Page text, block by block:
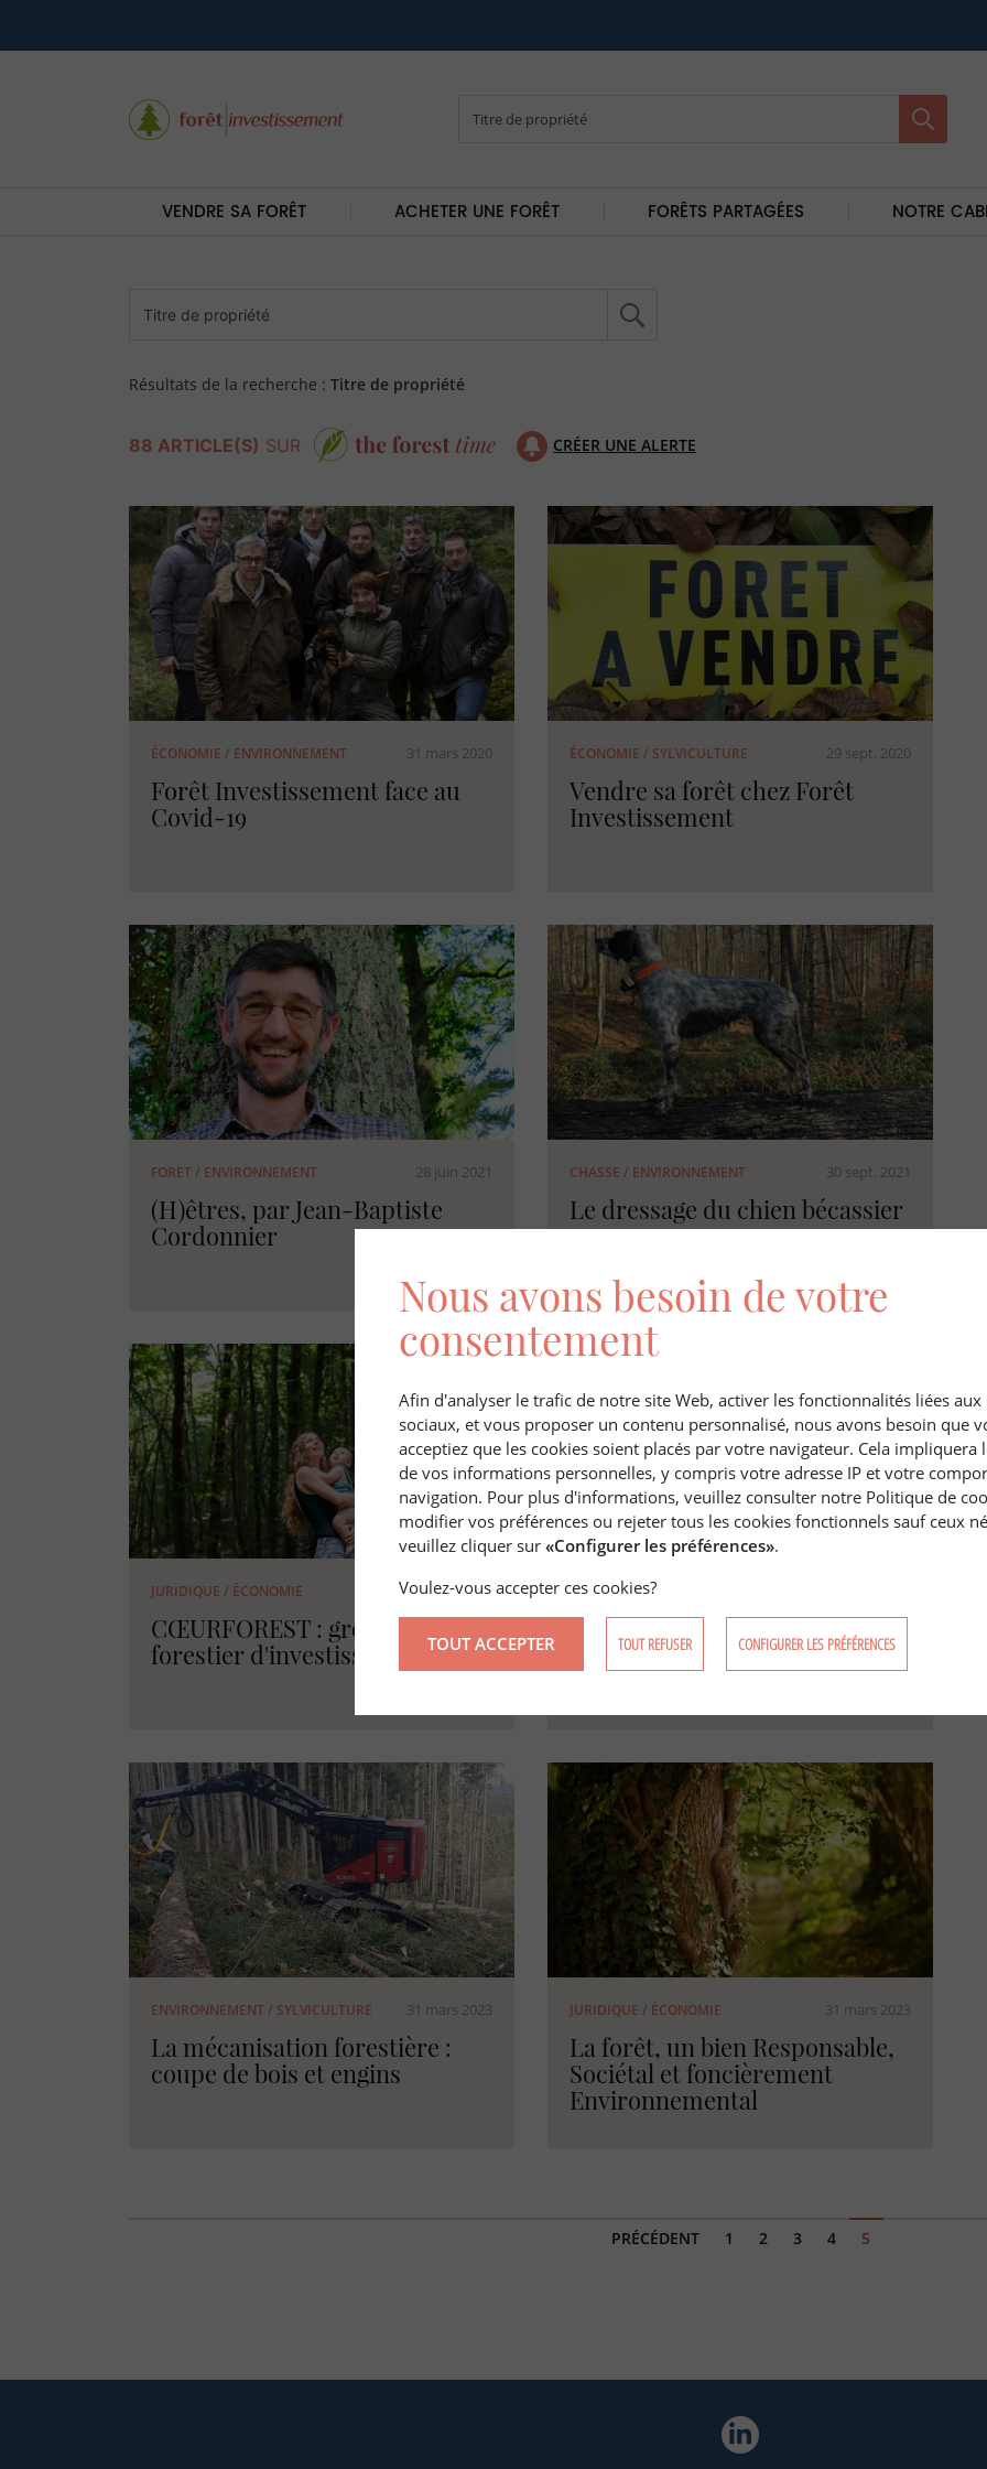
VENDRE SA FORÊT ACHETER UNE FORÊT FORÊTS PARTAGÉES NOTRE
Résultats de la recherche : Titre de propriété
88 ARTICLE(S) SUR CRÉER UNE ALERTE
ÉCONOMIE / ENVIRONNEMENT 31 mars 2020
Forêt Investissement face au
Covid-19
ÉCONOMIE / SYLVICULTURE 29 sept. 2020
Vendre sa forêt chez Forêt
Investissement
FORET/ ENVIRONNEMENT 28 juin 2021
(H)êtres, par Jean-Baptiste
Cordonnier
CHASSE / ENVIRONNEMENT 30 sept. 2021
Le dressage du chien bécassier
JURIDIQUE / ÉCONOMIE 3 oct. 2022
CŒURFOREST : groupement
forestier d'investissement
ÉCONOMIE/ENVIRONNEMENT
Pratiquer une éclaircie dans sa
forêt
ENVIRONNEMENT/ SYLVICULTURE 31 mars 2023
La mécanisation forestière :
coupe de bois et engins
JURIDIQUE / ÉCONOMIE 31 mars 2023
La forêt, un bien Responsable,
Sociétal et foncièrement
Environnemental
PRÉCÉDENT 1 2 3 4 5
Nous avons besoin de votre
consentement
Afin d'analyser le trafic de notre site Web, activer les fonctionnalités liées aux
sociaux, et vous proposer un contenu personnalisé, nous avons besoin que
acceptiez que les cookies soient placés par votre navigateur. Cela impliquera
de vos informations personnelles, y compris votre adresse IP et votre
navigation. Pour plus d'informations, veuillez consulter notre Politique de
modifier vos préférences ou rejeter tous les cookies fonctionnels sauf ceux
veuillez cliquer sur «Configurer les préférences».
Voulez-vous accepter ces cookies?
TOUT ACCEPTER TOUT REFUSER CONFIGURER LES PRÉFÉRENCES